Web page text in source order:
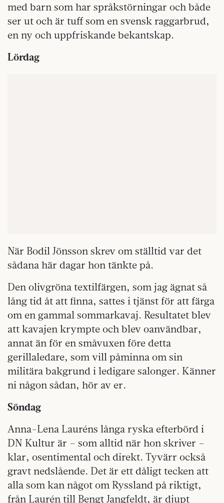
med barn som har språkstörningar och både
ser ut och är tuff som en svensk raggarbrud,
en ny och uppfriskande bekantskap.
Lördag
När Bodil Jönsson skrev om ställtid var det
sådana här dagar hon tänkte på.
Den olivgröna textilfärgen, som jag ägnat så
lång tid åt att finna, sattes i tjänst för att färga
om en gammal sommarkavaj. Resultatet blev
att kavajen krympte och blev oanvändbar,
annat än för en småvuxen före detta
gerillaledare, som vill påminna om sin
militära bakgrund i ledigare salonger. Känner
ni någon sådan, hör av er.
Söndag
Anna-Lena Lauréns långa ryska efterbörd i
DN Kultur är – som alltid när hon skriver –
klar, osentimental och direkt. Tyvärr också
gravt nedslående. Det är ett dåligt tecken att
alla som kan något om Ryssland på riktigt,
från Laurén till Bengt Jangfeldt, är djupt